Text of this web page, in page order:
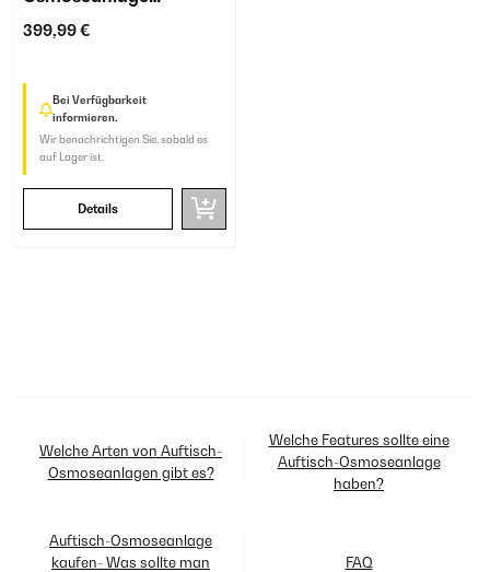
Schwarz
399,99 €
Bei Verfügbarkeit
informieren.
Wir benachrichtigen Sie, sobald es
auf Lager ist.
Details
Welche Arten von Auftisch-
Osmoseanlagen gibt es?
Welche Features sollte eine
Auftisch-Osmoseanlage
haben?
Auftisch-Osmoseanlage
kaufen- Was sollte man
FAQ